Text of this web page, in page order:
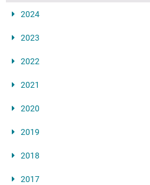
2024
2023
2022
2021
2020
2019
2018
2017